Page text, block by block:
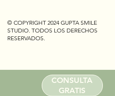
© COPYRIGHT 2024 GUPTA SMILE
STUDIO. TODOS LOS DERECHOS
RESERVADOS.
CONSULTA
GRATIS